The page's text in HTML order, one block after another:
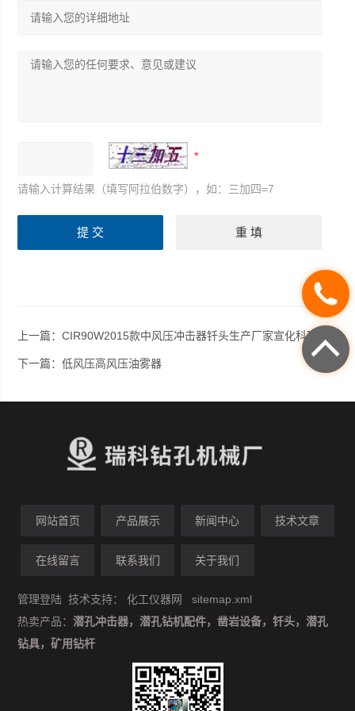
请输入计算结果（填写阿拉伯数字），如：三加四=7
上一篇：CIR90W2015款中风压冲击器钎头生产厂家宣化科瑞
下一篇：低风压高风压油雾器
网站首页 产品展示 新闻中心 技术文章
在线留言 联系我们 关于我们
管理登陆 技术支持：化工仪器网
sitemap.xml
热卖产品：潜孔冲击器，潜孔钻机配件，凿岩设备，钎头，潜孔
钻具，矿用钻杆